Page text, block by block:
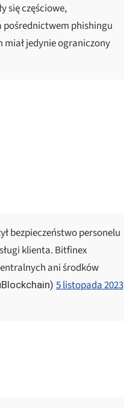
się częściowe,
pośrednictwem phishingu
miał jedynie ograniczony
bezpieczeństwo personelu
klienta. Bitfinex
ani środków
5 listopada 2023